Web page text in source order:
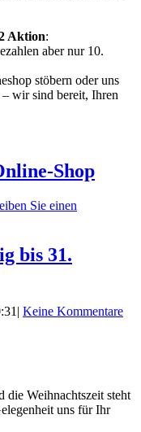
Aktion:
aber nur 10.
stöbern oder uns
wir sind bereit, Ihren
Shop
Sie einen
bis 31.
| Keine Kommentare
die Weihnachtszeit steht
uns für Ihr